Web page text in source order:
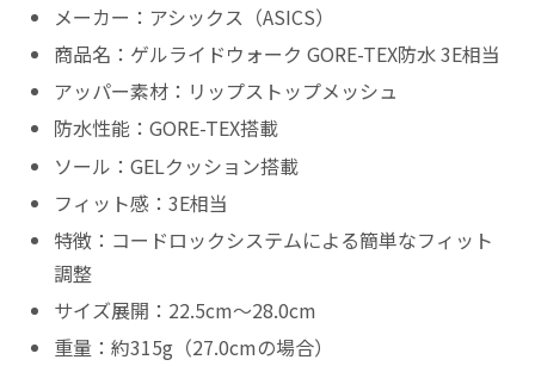
メーカー：アシックス（ASICS）
商品名：ゲルライドウォーク GORE-TEX防水 3E相当
アッパー素材：リップストップメッシュ
防水性能：GORE-TEX搭載
ソール：GELクッション搭載
フィット感：3E相当
特徴：コードロックシステムによる簡単なフィット
調整
サイズ展開：22.5cm～28.0cm
重量：約315g（27.0cmの場合）